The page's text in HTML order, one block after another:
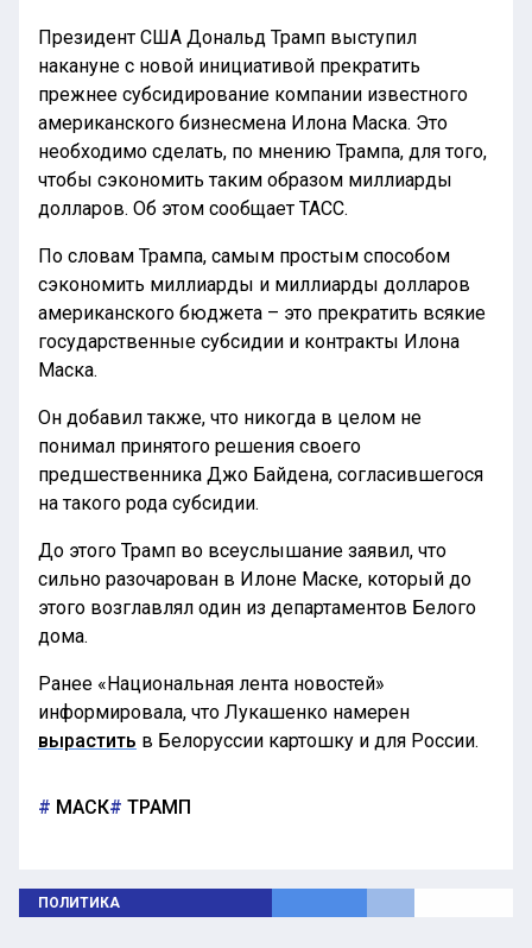
Президент США Дональд Трамп выступил
накануне с новой инициативой прекратить
прежнее субсидирование компании известного
американского бизнесмена Илона Маска. Это
необходимо сделать, по мнению Трампа, для того,
чтобы сэкономить таким образом миллиарды
долларов. Об этом сообщает ТАСС.
По словам Трампа, самым простым способом
сэкономить миллиарды и миллиарды долларов
американского бюджета – это прекратить всякие
государственные субсидии и контракты Илона
Маска.
Он добавил также, что никогда в целом не
понимал принятого решения своего
предшественника Джо Байдена, согласившегося
на такого рода субсидии.
До этого Трамп во всеуслышание заявил, что
сильно разочарован в Илоне Маске, который до
этого возглавлял один из департаментов Белого
дома.
Ранее «Национальная лента новостей»
информировала, что Лукашенко намерен
вырастить в Белоруссии картошку и для России.
МАСК ТРАМП
ПОЛИТИКА